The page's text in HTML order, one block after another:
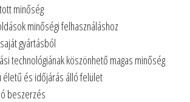
minőség
minőségi felhasználáshoz
gyártásból
technológiának köszönhető magas minőség
életű és időjárás álló felület
beszerzés